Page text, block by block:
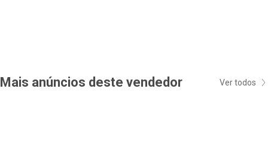
Mais anúncios deste vendedor Ver todos